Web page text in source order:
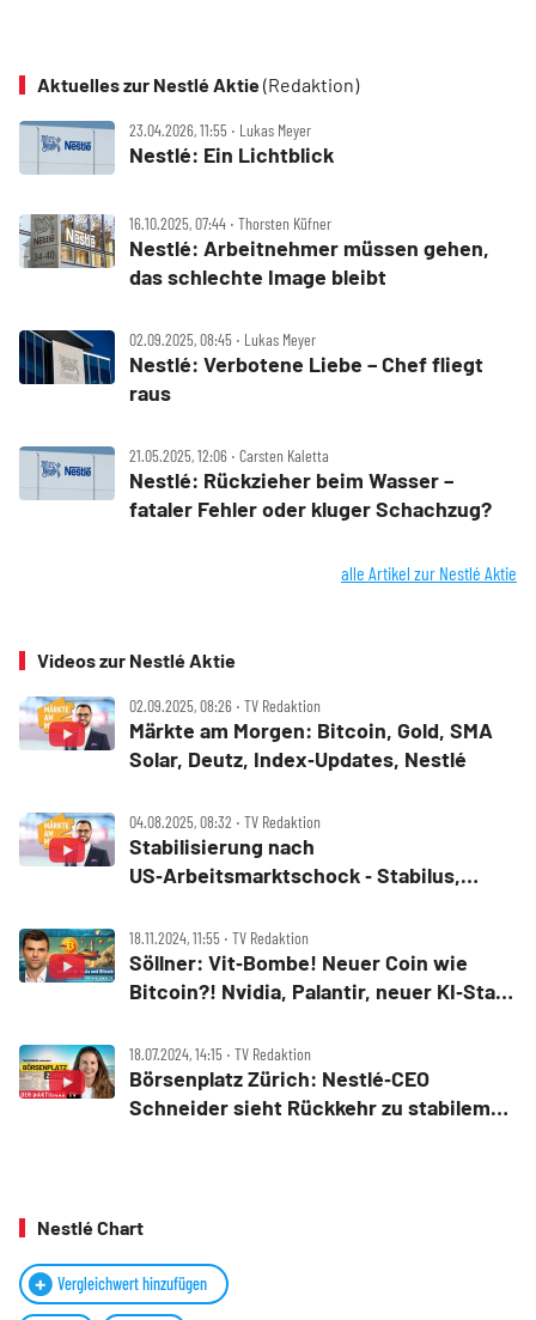
Aktuelles zur Nestlé Aktie(Redaktion)
23.04.2026, 11:55 ‧ Lukas Meyer
Nestlé: Ein Lichtblick
16.10.2025, 07:44 ‧ Thorsten Küfner
Nestlé: Arbeitnehmer müssen gehen,
das schlechte Image bleibt
02.09.2025, 08:45 ‧ Lukas Meyer
Nestlé: Verbotene Liebe – Chef fliegt
raus
21.05.2025, 12:06 ‧ Carsten Kaletta
Nestlé: Rückzieher beim Wasser –
fataler Fehler oder kluger Schachzug?
alle Artikel zur Nestlé Aktie
Videos zur Nestlé Aktie
02.09.2025, 08:26 ‧ TV Redaktion
Märkte am Morgen: Bitcoin, Gold, SMA
Solar, Deutz, Index‑Updates, Nestlé
04.08.2025, 08:32 ‧ TV Redaktion
Stabilisierung nach
US‑Arbeitsmarktschock ‑ Stabilus,
Berkshire Hathaway
18.11.2024, 11:55 ‧ TV Redaktion
Söllner: Vit‑Bombe! Neuer Coin wie
Bitcoin?! Nvidia, Palantir, neuer KI‑Star
18.07.2024, 14:15 ‧ TV Redaktion
Börsenplatz Zürich: Nestlé‑CEO
Schneider sieht Rückkehr zu stabilem
Nestlé Chart
Vergleichwert hinzufügen